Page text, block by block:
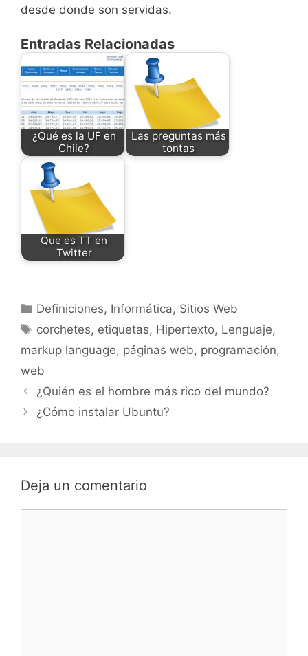
desde donde son servidas.
Entradas Relacionadas
¿Qué es la UF en
Chile?
Las preguntas más
tontas
Que es TT en
Twitter
Categorías
Definiciones, Informática, Sitios Web
Etiquetas
corchetes, etiquetas, Hipertexto, Lenguaje,
markup language, páginas web, programación,
web
¿Quién es el hombre más rico del mundo?
¿Cómo instalar Ubuntu?
Deja un comentario